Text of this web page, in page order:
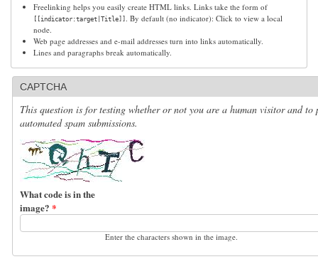
Freelinking helps you easily create HTML links. Links take the form of
[[indicator:target|Title]]
. By default (no indicator): Click to view a local
node.
Web page addresses and e-mail addresses turn into links automatically.
Lines and paragraphs break automatically.
CAPTCHA
This question is for testing whether or not you are a human visitor and to
automated spam submissions.
What code is in the
image? *
Enter the characters shown in the image.